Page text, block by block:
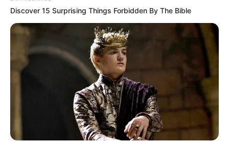
Discover 15 Surprising Things Forbidden By The Bible